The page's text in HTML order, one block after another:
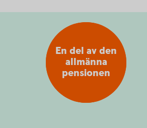
En del av den
allmänna
pensionen